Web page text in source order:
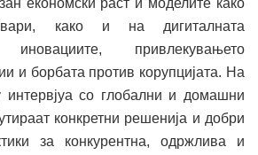
како и на дигиталната
иновациите, привлекувањето
и борбата против корупцијата. На
интервјуа со глобални и домашни
конкретни решенија и добри
за конкурентна, одржлива и